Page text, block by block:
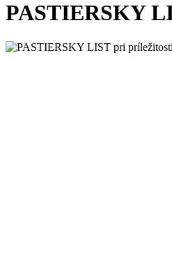
PASTIERSKY